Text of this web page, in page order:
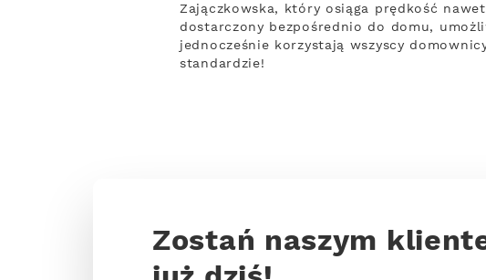
Zajączkowska, który osiąga prędkość
dostarczony bezpośrednio do domu,
jednocześnie korzystają wszyscy
standardzie!
Zostań naszym